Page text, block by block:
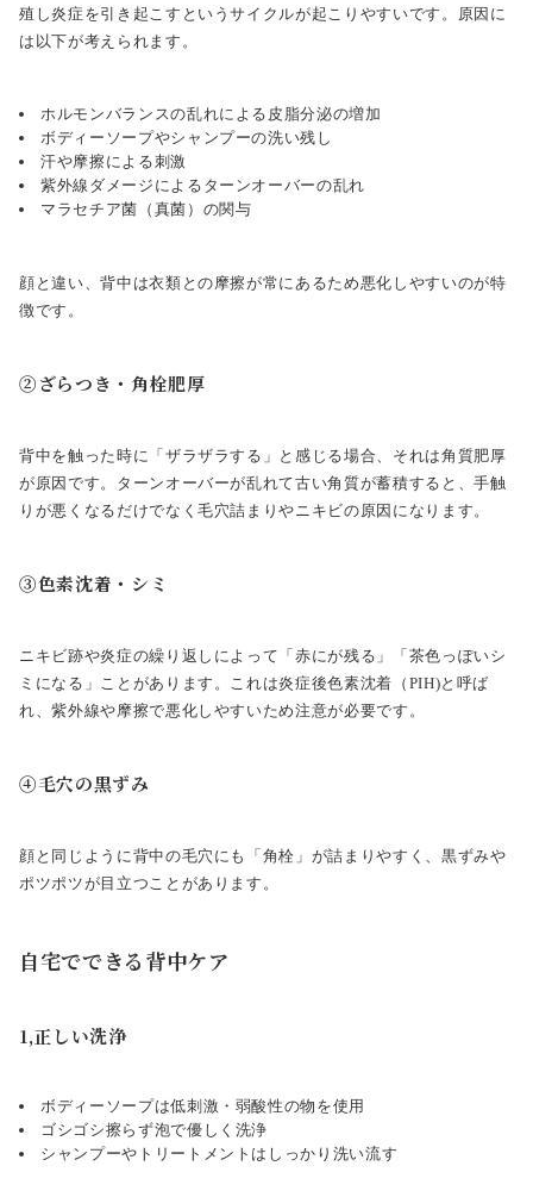
殖し炎症を引き起こすというサイクルが起こりやすいです。原因に
は以下が考えられます。
ホルモンバランスの乱れによる皮脂分泌の増加
ボディーソープやシャンプーの洗い残し
汗や摩擦による刺激
紫外線ダメージによるターンオーバーの乱れ
マラセチア菌（真菌）の関与
顔と違い、背中は衣類との摩擦が常にあるため悪化しやすいのが特
徴です。
②ざらつき・角栓肥厚
背中を触った時に「ザラザラする」と感じる場合、それは角質肥厚
が原因です。ターンオーバーが乱れて古い角質が蓄積すると、手触
りが悪くなるだけでなく毛穴詰まりやニキビの原因になります。
③色素沈着・シミ
ニキビ跡や炎症の繰り返しによって「赤にが残る」「茶色っぽいシ
ミになる」ことがあります。これは炎症後色素沈着（PIH)と呼ば
れ、紫外線や摩擦で悪化しやすいため注意が必要です。
④毛穴の黒ずみ
顔と同じように背中の毛穴にも「角栓」が詰まりやすく、黒ずみや
ポツポツが目立つことがあります。
自宅でできる背中ケア
1,正しい洗浄
ボディーソープは低刺激・弱酸性の物を使用
ゴシゴシ擦らず泡で優しく洗浄
シャンプーやトリートメントはしっかり洗い流す